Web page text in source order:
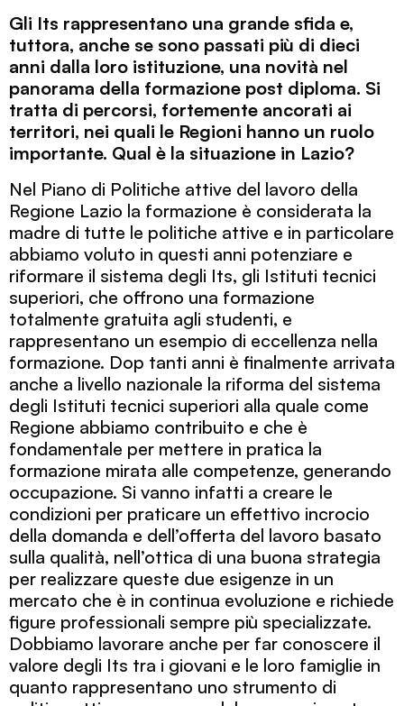
Gli Its rappresentano una grande sfida e,
tuttora, anche se sono passati più di dieci
anni dalla loro istituzione, una novità nel
panorama della formazione post diploma. Si
tratta di percorsi, fortemente ancorati ai
territori, nei quali le Regioni hanno un ruolo
importante. Qual è la situazione in Lazio?
Nel Piano di Politiche attive del lavoro della
Regione Lazio la formazione è considerata la
madre di tutte le politiche attive e in particolare
abbiamo voluto in questi anni potenziare e
riformare il sistema degli Its, gli Istituti tecnici
superiori, che offrono una formazione
totalmente gratuita agli studenti, e
rappresentano un esempio di eccellenza nella
formazione. Dop tanti anni è finalmente arrivata
anche a livello nazionale la riforma del sistema
degli Istituti tecnici superiori alla quale come
Regione abbiamo contribuito e che è
fondamentale per mettere in pratica la
formazione mirata alle competenze, generando
occupazione. Si vanno infatti a creare le
condizioni per praticare un effettivo incrocio
della domanda e dell’offerta del lavoro basato
sulla qualità, nell’ottica di una buona strategia
per realizzare queste due esigenze in un
mercato che è in continua evoluzione e richiede
figure professionali sempre più specializzate.
Dobbiamo lavorare anche per far conoscere il
valore degli Its tra i giovani e le loro famiglie in
quanto rappresentano uno strumento di